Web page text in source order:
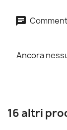
Ancora
16 altri